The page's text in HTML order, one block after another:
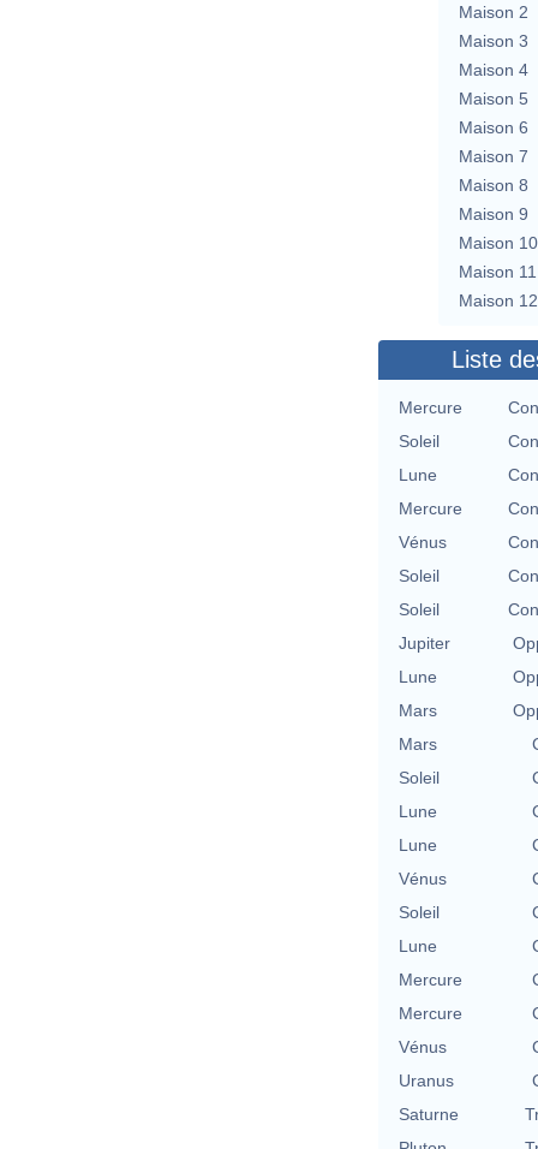
Maison 2
Maison 3
Maison 4
Maison 5
Maison 6
Maison 7
Maison 8
Maison 9
Maison 10
Maison 11
Maison 12
Liste
Mercure
Soleil
Lune
Mercure
Vénus
Soleil
Soleil
Jupiter
Lune
Mars
Mars
Soleil
Lune
Lune
Vénus
Soleil
Lune
Mercure
Mercure
Vénus
Uranus
Saturne